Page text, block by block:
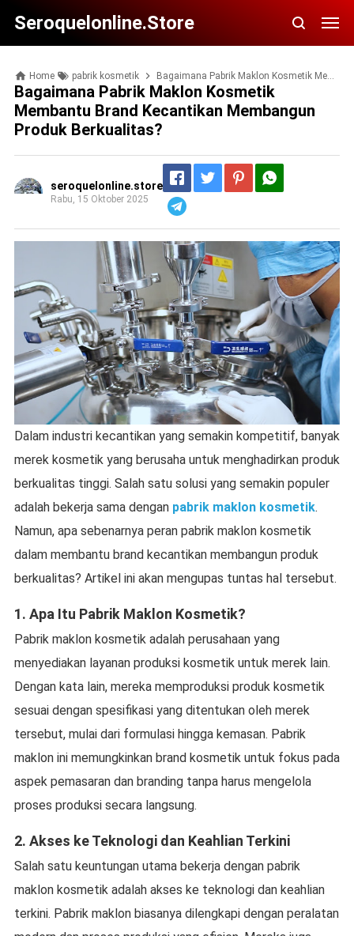
Seroquelonline.store
Home pabrik kosmetik Bagaimana Pabrik Maklon Kosmetik Membantu Brand Kecantikan Membangun Produk Berkualitas?
Bagaimana Pabrik Maklon Kosmetik
Membantu Brand Kecantikan Membangun
Produk Berkualitas?
seroquelonline.store
Rabu, 15 Oktober 2025
Dalam industri kecantikan yang semakin kompetitif, banyak
merek kosmetik yang berusaha untuk menghadirkan produk
berkualitas tinggi. Salah satu solusi yang semakin populer
adalah bekerja sama dengan pabrik maklon kosmetik.
Namun, apa sebenarnya peran pabrik maklon kosmetik
dalam membantu brand kecantikan membangun produk
berkualitas? Artikel ini akan mengupas tuntas hal tersebut.
1. Apa Itu Pabrik Maklon Kosmetik?
Pabrik maklon kosmetik adalah perusahaan yang
menyediakan layanan produksi kosmetik untuk merek lain.
Dengan kata lain, mereka memproduksi produk kosmetik
sesuai dengan spesifikasi yang ditentukan oleh merek
tersebut, mulai dari formulasi hingga kemasan. Pabrik
maklon ini memungkinkan brand kosmetik untuk fokus pada
aspek pemasaran dan branding tanpa harus mengelola
proses produksi secara langsung.
2. Akses ke Teknologi dan Keahlian Terkini
Salah satu keuntungan utama bekerja dengan pabrik
maklon kosmetik adalah akses ke teknologi dan keahlian
terkini. Pabrik maklon biasanya dilengkapi dengan peralatan